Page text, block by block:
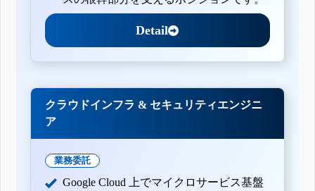
Detail
クラウドインフラ & セキュリティエンジニ
ア
業務委託
Google Cloud 上でマイクロサービス基盤